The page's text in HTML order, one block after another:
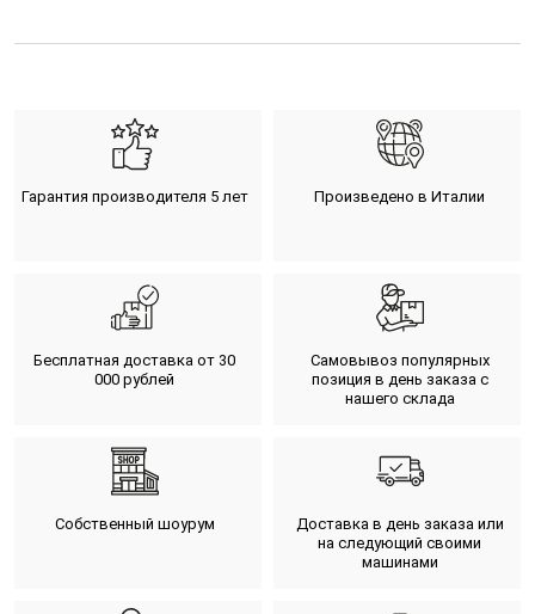
Гарантия производителя 5 лет Произведено в Италии
Бесплатная доставка от 30
000 рублей
Самовывоз популярных
позиция в день заказа с
нашего склада
Собственный шоурум
Доставка в день заказа или
на следующий своими
машинами